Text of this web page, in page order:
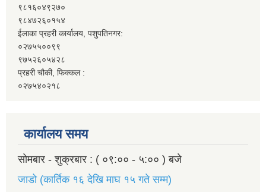
९८१६०४९२७०
९८४७२६०१५४
ईलाका प्रहरी कार्यालय, पशुपतिनगर:
०२७५५००९९
९७५२६०५४२८
प्रहरी चौकी, फिक्कल :
०२७५४०२१८
कार्यालय समय
सोमबार - शुक्रबार : ( ०९:०० - ५:०० ) बजे
जाडो (कार्तिक १६ देखि माघ १५ गते सम्म)